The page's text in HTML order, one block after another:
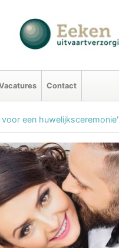
Contact
een huwelijksceremonie'